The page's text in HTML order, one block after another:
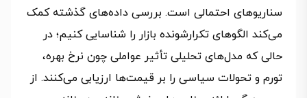
سناریوهای احتمالی است. بررسی داده‌های گذشته کمک
می‌کند الگوهای تکرارشونده بازار را شناسایی کنیم؛ در
حالی که مدل‌های تحلیلی تأثیر عواملی چون نرخ بهره،
تورم و تحولات سیاسی را بر قیمت‌ها ارزیابی می‌کنند. از